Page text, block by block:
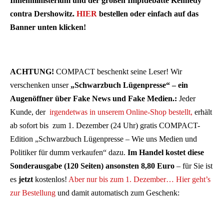
contra Dershowitz. HIER bestellen oder einfach auf das
Banner unten klicken!
ACHTUNG! COMPACT beschenkt seine Leser! Wir
verschenken unser „Schwarzbuch Lügenpresse“ – ein
Augenöffner über Fake News und Fake Medien.: Jeder
Kunde, der irgendetwas in unserem Online-Shop bestellt, erhält
ab sofort bis zum 1. Dezember (24 Uhr) gratis COMPACT-
Edition „Schwarzbuch Lügenpresse – Wie uns Medien und
Politiker für dumm verkaufen“ dazu. Im Handel kostet diese
Sonderausgabe (120 Seiten) ansonsten 8,80 Euro – für Sie ist
es jetzt kostenlos! Aber nur bis zum 1. Dezember… Hier geht’s
zur Bestellung und damit automatisch zum Geschenk: